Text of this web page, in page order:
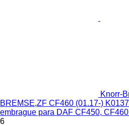
Knorr-
BREMSE,ZF CF460 (01.17-)
embrague para DAF CF450,
6